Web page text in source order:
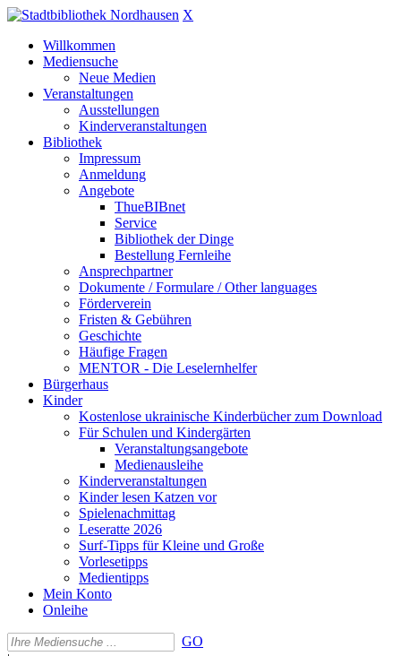
X
Willkommen
Mediensuche
Neue Medien
Veranstaltungen
Ausstellungen
Kinderveranstaltungen
Bibliothek
Impressum
Anmeldung
Angebote
ThueBIBnet
Service
Bibliothek der Dinge
Bestellung Fernleihe
Ansprechpartner
Dokumente / Formulare / Other languages
Förderverein
Fristen & Gebühren
Geschichte
Häufige Fragen
MENTOR - Die Leselernhelfer
Bürgerhaus
Kinder
Kostenlose ukrainische Kinderbücher zum Download
Für Schulen und Kindergärten
Veranstaltungsangebote
Medienausleihe
Kinderveranstaltungen
Kinder lesen Katzen vor
Spielenachmittag
Leseratte 2026
Surf-Tipps für Kleine und Große
Vorlesetipps
Medientipps
Mein Konto
Onleihe
GO